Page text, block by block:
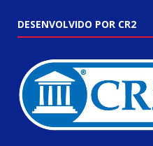
DESENVOLVIDO POR CR2